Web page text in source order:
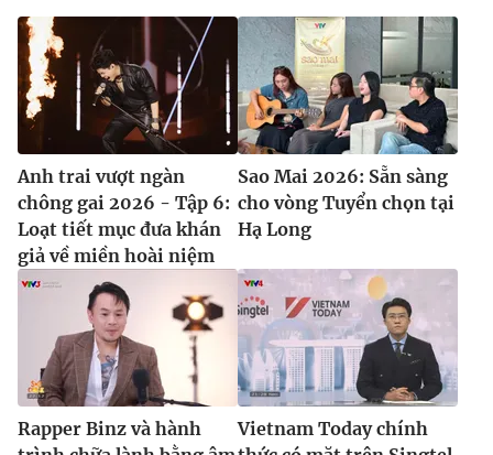
Anh trai vượt ngàn
chông gai 2026 - Tập 6:
Loạt tiết mục đưa khán
giả về miền hoài niệm
Sao Mai 2026: Sẵn sàng
cho vòng Tuyển chọn tại
Hạ Long
Rapper Binz và hành
Vietnam Today chính